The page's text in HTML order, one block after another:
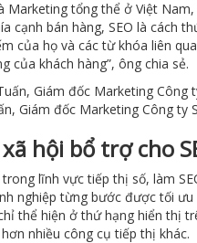
Marketing tổng thể ở Việt
cạnh bán hàng, SEO là cách
của họ và các từ khóa liên
của khách hàng”, ông chia sẻ.
Giám đốc Marketing Công ty
hội bổ trợ cho
lĩnh vực tiếp thị số, làm
nghiệp từng bước được tối
thể hiện ở thứ hạng hiển thị
nhiều công cụ tiếp thị khác.